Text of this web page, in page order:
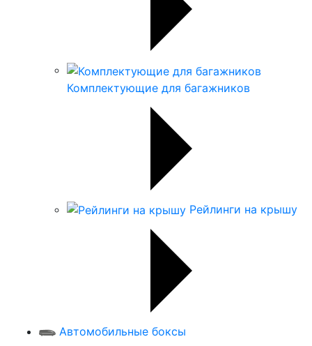
Комплектующие для багажников
Рейлинги на крышу
Автомобильные боксы